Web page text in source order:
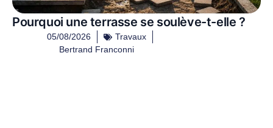
Pourquoi une terrasse se soulève-t-elle ?
05/08/2026
Travaux
Bertrand Franconni